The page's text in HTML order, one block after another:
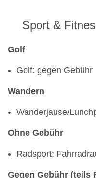
Sport &
Golf
Golf: gegen Gebühr
Wandern
Wanderjause/
Ohne Gebühr
Radsport:
Gegen Gebühr (teils